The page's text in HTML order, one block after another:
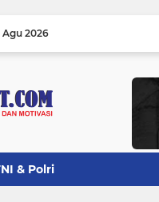
Agu 2026
& Polri